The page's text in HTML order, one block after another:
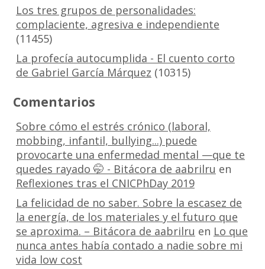
Los tres grupos de personalidades:
complaciente, agresiva e independiente
(11455)
La profecía autocumplida - El cuento corto
de Gabriel García Márquez (10315)
Comentarios
Sobre cómo el estrés crónico (laboral,
mobbing, infantil, bullying...) puede
provocarte una enfermedad mental —que te
quedes rayado 🤭 - Bitácora de aabrilru en
Reflexiones tras el CNICPhDay 2019
La felicidad de no saber. Sobre la escasez de
la energía, de los materiales y el futuro que
se aproxima. – Bitácora de aabrilru en Lo que
nunca antes había contado a nadie sobre mi
vida low cost